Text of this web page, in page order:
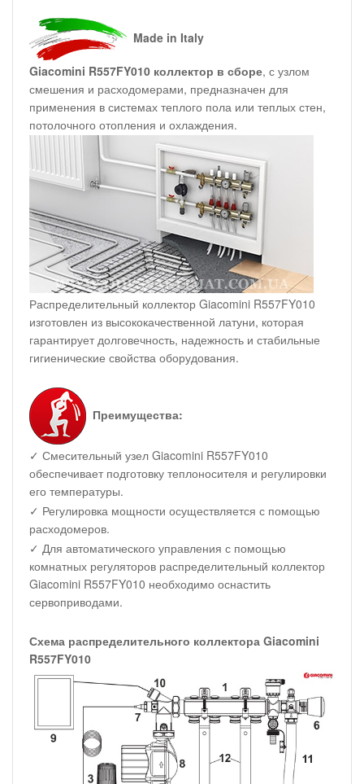
Made in Italy
Giacomini R557FY010 коллектор в сборе, с узлом
смешения и расходомерами, предназначен для
применения в системах теплого пола или теплых стен,
потолочного отопления и охлаждения.
Распределительный коллектор Giacomini R557FY010
изготовлен из высококачественной латуни, которая
гарантирует долговечность, надежность и стабильные
гигиенические свойства оборудования.
Преимущества:
✓ Смесительный узел Giacomini R557FY010
обеспечивает подготовку теплоносителя и регулировки
его температуры.
✓ Регулировка мощности осуществляется с помощью
расходомеров.
✓ Для автоматического управления с помощью
комнатных регуляторов распределительный коллектор
Giacomini R557FY010 необходимо оснастить
сервоприводами.
Схема распределительного коллектора Giacomini
R557FY010